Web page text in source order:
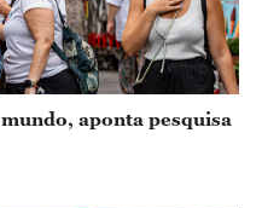
aponta pesquisa